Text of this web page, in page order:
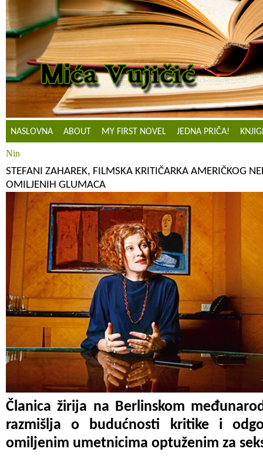
NASLOVNA ABOUT MY FIRST NOVEL JEDNA PRIČA!
Nin
STEFANI ZAHAREK, FILMSKA KRITIČARKA AMERIČKOG
OMILJENIH GLUMACA
Članica žirija na Berlinskom
razmišlja o budućnosti kritike i
omiljenim umetnicima optuženim za